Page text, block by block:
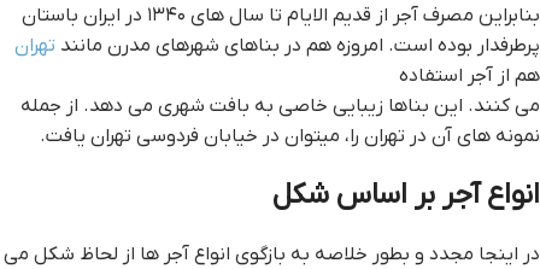
بنابراین مصرف آجر از قدیم الایام تا سال های ۱۳۴۰ در ایران باستان
پرطرفدار بوده است. امروزه هم در بناهای شهرهای مدرن مانند تهران
هم از آجر استفاده
می کنند. این بناها زیبایی خاصی به بافت شهری می دهد. از جمله
نمونه های آن در تهران را، میتوان در خیابان فردوسی تهران یافت.
انواع آجر بر اساس شکل
در اینجا مجدد و بطور خلاصه به بازگوی انواع آجر ها از لحاظ شکل می